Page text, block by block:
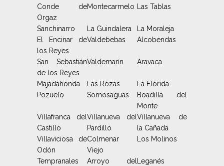
Conde de
Orgaz
Montecarmelo Las Tablas
Sanchinarro La Guindalera
La Moraleja
El Encinar de
los Reyes
Valdebebas Alcobendas
San Sebastián
de los Reyes
Valdemarín Aravaca
Majadahonda Las Rozas
La Florida
Pozuelo
Somosaguas
Boadilla del
Monte
Villafranca del
Castillo
Villanueva del
Pardillo
Villanueva de
la Cañada
Villaviciosa de
Odón
Colmenar
Viejo
Los Molinos
Tempranales
Arroyo del
Leganés